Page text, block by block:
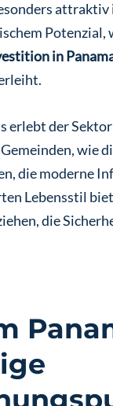
attraktiv
Potenzial,
in
erlebt der
wie
die moderne
Lebensstil
die